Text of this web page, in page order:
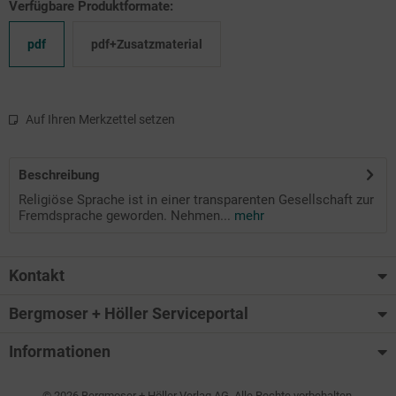
Verfügbare Produktformate:
pdf pdf+Zusatzmaterial
Auf Ihren Merkzettel setzen
Beschreibung
Religiöse Sprache ist in einer transparenten Gesellschaft zur
Fremdsprache geworden. Nehmen... mehr
Kontakt
Bergmoser + Höller Serviceportal
Informationen